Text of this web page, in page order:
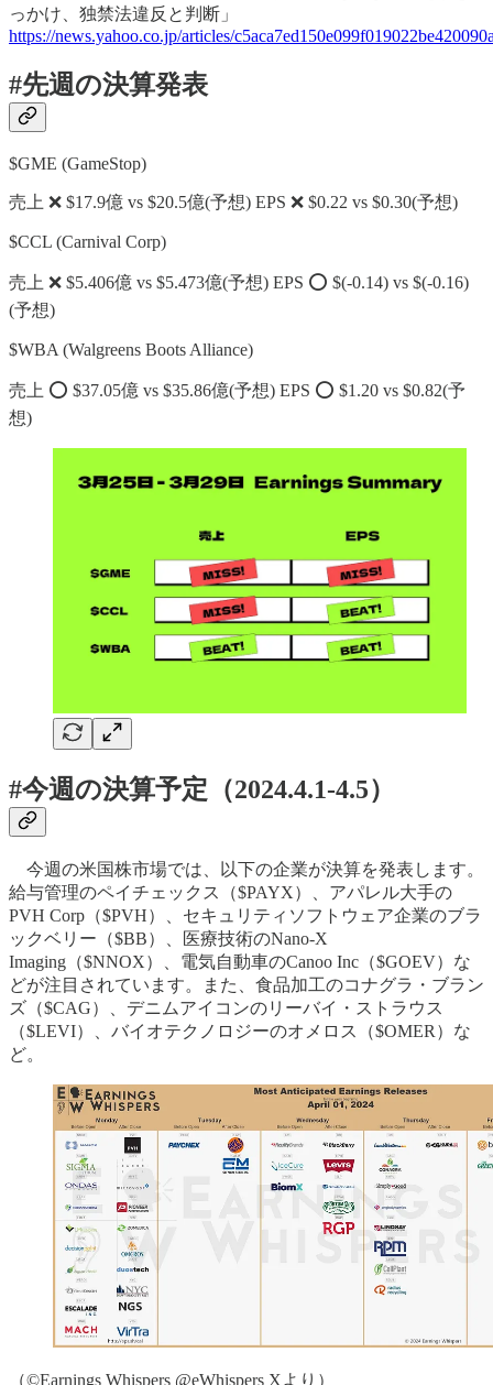
っかけ、独禁法違反と判断」
https://news.yahoo.co.jp/articles/
#先週の決算発表
$GME (GameStop)
売上 ❌ $17.9億 vs $20.5億(予想) EPS ❌ $0.22 vs $0.30(予想)
$CCL (Carnival Corp)
売上 ❌ $5.406億 vs $5.473億(予想) EPS ⭕️ $(-0.14) vs $(-0.16)
(予想)
$WBA (Walgreens Boots Alliance)
売上 ⭕️ $37.05億 vs $35.86億(予想) EPS ⭕️ $1.20 vs $0.82(予
想)
#今週の決算予定（2024.4.1-4.5）
今週の米国株市場では、以下の企業が決算を発表します。
給与管理のペイチェックス（$PAYX）、アパレル大手の
PVH Corp（$PVH）、セキュリティソフトウェア企業のブラ
ックベリー（$BB）、医療技術のNano-X
Imaging（$NNOX）、電気自動車のCanoo Inc（$GOEV）な
どが注目されています。また、食品加工のコナグラ・ブラン
ズ（$CAG）、デニムアイコンのリーバイ・ストラウス
（$LEVI）、バイオテクノロジーのオメロス（$OMER）な
ど。
（©️Earnings Whispers @eWhispers Xより）